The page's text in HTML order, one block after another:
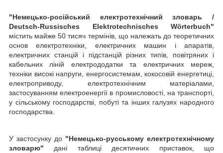
"Немецько-російський електротехнічний зловарь /
Deutsch-Russisches Elektrotechnisches Wörterbuch"
містить майже 50 тисяч термінів, що належать до теоретичних
основ електротехніки, електричних машин і апаратів,
електричних станцій і підстанцій різних типів, повітряних і
кабельних ліній електрододатки та електричних мереж,
техніки високі напруги, енергосистемам, кокосовій енергетиці,
електроприводу, електротехнічним матеріалами,
застосуванням електроенергії в промисловості, на транспорті,
у сільському господарстві, побуті та інших галузях народного
господарства.
У застосунку до "Немецько-русському електротехнічному
зловарю" дані таблиці десятичних приставок, що